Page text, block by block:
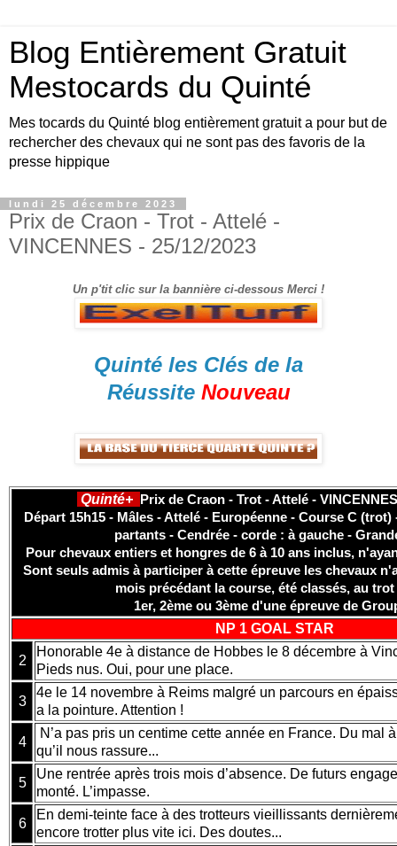
Blog Entièrement Gratuit
Mestocards du Quinté
Mes tocards du Quinté blog entièrement gratuit a pour but de
rechercher des chevaux qui ne sont pas des favoris de la
presse hippique
lundi 25 décembre 2023
Prix de Craon - Trot - Attelé -
VINCENNES - 25/12/2023
Un p'tit clic sur la bannière ci-dessous Merci !
Quinté les Clés de la
Réussite Nouveau
Quinté+ Prix de Craon - Trot - Attelé -
Départ 15h15 - Mâles - Attelé - Européenne - Course C (trot)
partants - Cendrée - corde : à gauche -
Pour chevaux entiers et hongres de 6 à 10 ans inclus,
Sont seuls admis à participer à cette épreuve les chevaux
mois précédant la course, été classés, au trot
1er, 2ème ou 3ème d'une épreuve de
NP 1 GOAL STAR
2
Honorable 4e à distance de Hobbes le 8 décembre à
Pieds nus. Oui, pour une place.
3
4e le 14 novembre à Reims malgré un parcours en
a la pointure. Attention !
4
N’a pas pris un centime cette année en France. Du mal
qu’il nous rassure...
5
Une rentrée après trois mois d’absence. De futurs
monté. L’impasse.
6
En demi-teinte face à des trotteurs vieillissants
encore trotter plus vite ici. Des doutes...